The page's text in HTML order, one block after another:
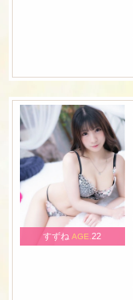
すずねAGE.22